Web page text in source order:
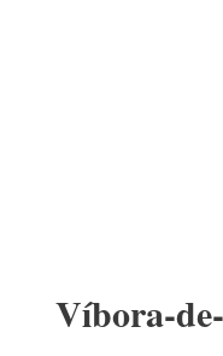
Víbora-